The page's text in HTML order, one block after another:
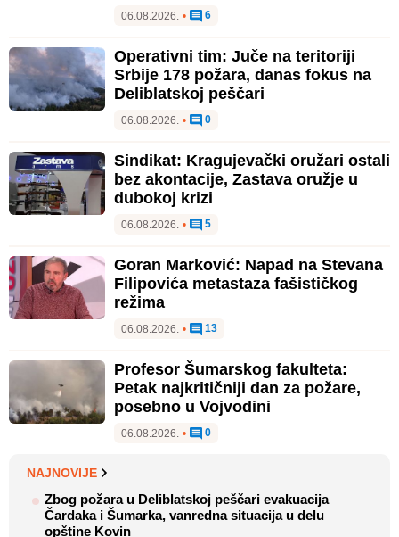
06.08.2026. • 6
Operativni tim: Juče na teritoriji
Srbije 178 požara, danas fokus na
Deliblatskoj peščari
06.08.2026. • 0
Sindikat: Kragujevački oružari ostali
bez akontacije, Zastava oružje u
dubokoj krizi
06.08.2026. • 5
Goran Marković: Napad na Stevana
Filipovića metastaza fašističkog
režima
06.08.2026. • 13
Profesor Šumarskog fakulteta:
Petak najkritičniji dan za požare,
posebno u Vojvodini
06.08.2026. • 0
NAJNOVIJE
Zbog požara u Deliblatskoj peščari evakuacija
Čardaka i Šumarka, vanredna situacija u delu
opštine Kovin